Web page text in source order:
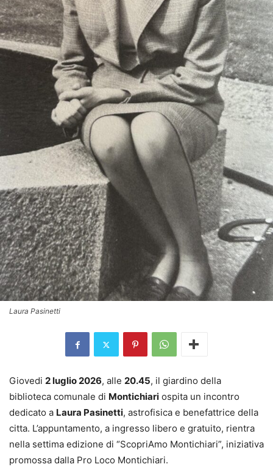
Laura Pasinetti
Giovedi 2 luglio 2026, alle 20.45, il giardino della
biblioteca comunale di Montichiari ospita un incontro
dedicato a Laura Pasinetti, astrofisica e benefattrice della
citta. L’appuntamento, a ingresso libero e gratuito, rientra
nella settima edizione di “ScopriAmo Montichiari”, iniziativa
promossa dalla Pro Loco Montichiari.